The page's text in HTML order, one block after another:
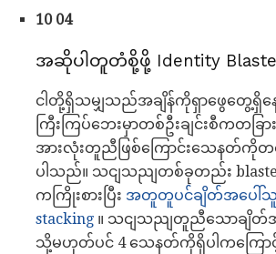
10 04
အဆိုပါတူတံစို့ဖို့ Identity
ငါတို့ရှိသမျှသည်အချိန်ကိုရှာဖွေတွေ့ရှိ
ကြီးကြပ်ဘေးမှာတစ်ဦးချင်းစီကတခ
အားလုံးတူညီဖြစ်ကြောင်းသေနတ်ကို
ပါသည်။ သငျသညျတစ်ခုတည်း
ကကြိုးစားပြီး အတူတူပင်ချိတ်အပေါ်
stacking ။ သငျသညျတူညီသောချိတ်အ
သို့မဟုတ်ပင် 4 သေနတ်ကိုရှိပါကကြော